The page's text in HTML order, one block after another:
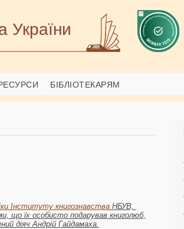
України
БІБЛІОТЕКАРЯМ
Інституту книгознавстваНБУВ,
що їх особисто подарував книголюб,
діяч Андрій Гайдамаха.